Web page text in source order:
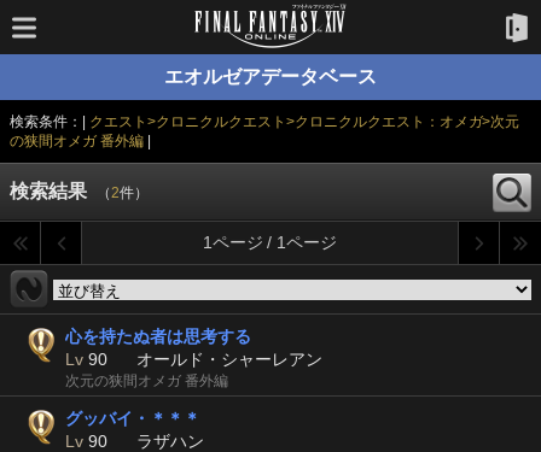
エオルゼアデータベース
検索条件：| クエスト>クロニクルクエスト>クロニクルクエスト：オメガ>次元
の狭間オメガ 番外編|
検索結果 （2件）
1ページ / 1ページ
心を持たぬ者は思考する
Lv 90 オールド・シャーレアン
次元の狭間オメガ 番外編
グッバイ・＊＊＊
Lv 90 ラザハン